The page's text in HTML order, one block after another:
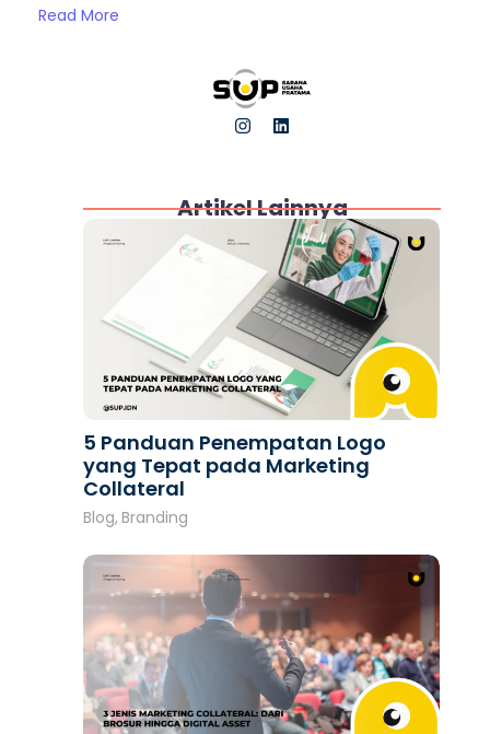
Read More
I
n
g
a
m
L
i
e
d
n
Artikel Lainnya
5 Panduan Penempatan Logo
yang Tepat pada Marketing
Collateral
Blog, Branding